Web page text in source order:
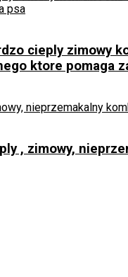
cieply
ktore pomaga
, zimowy,